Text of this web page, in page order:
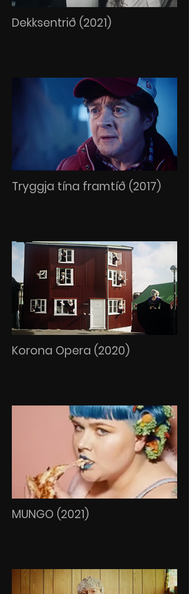
Dekksentrið (2021)
Tryggja tína framtíð (2017)
Korona Opera (2020)
MUNGO (2021)